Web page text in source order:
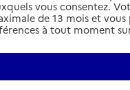
vous consentez.
de 13 mois et
à tout moment